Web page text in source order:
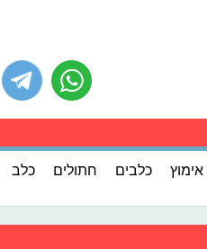
אימוץ כלבים חתולים כלב